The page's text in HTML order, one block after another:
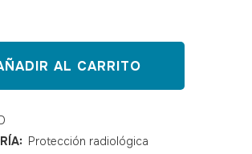
AL CARRITO
Protección radiológica